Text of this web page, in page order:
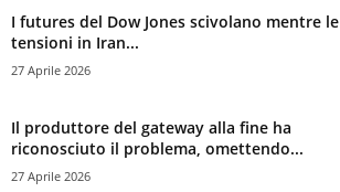
I futures del Dow Jones scivolano mentre le
tensioni in Iran...
27 Aprile 2026
Il produttore del gateway alla fine ha
riconosciuto il problema, omettendo...
27 Aprile 2026